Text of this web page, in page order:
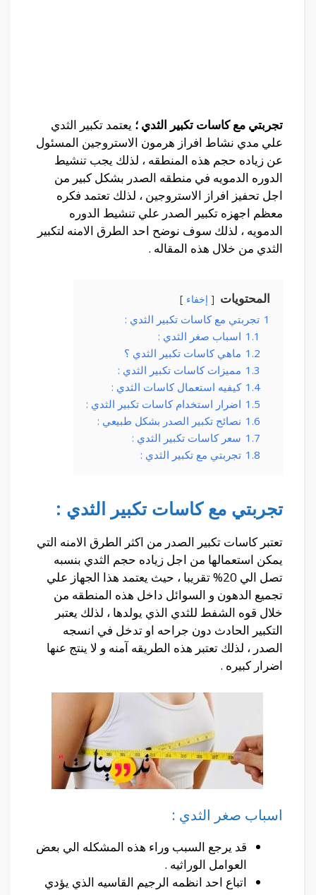
تجربتي مع كاسات تكبير الثدي ؛ يعتمد تكبير الثدي
علي مدي نشاط افراز هرمون الاستروجين المسئول
عن زياده حجم هذه المنطقه ، لذلك يجب تنشيط
الدوره الدمويه في منطقه الصدر بشكل كبير من
اجل تحفيز افراز الاستروجين ، لذلك تعتمد فكره
معظم اجهزه تكبير الصدر علي تنشيط الدوره
الدمويه ، لذلك سوف نوضح احد الطرق الامنه لتكبير
الثدي من خلال هذه المقاله .
المحتويات إخفاء
1 تجربتي مع كاسات تكبير الثدي :
1.1 اسباب صغر الثدي :
1.2 ماهي كاسات تكبير الثدي ؟
1.3 مميزات كاسات تكبير الثدي :
1.4 كيفيه استعمال كاسات الثدي :
1.5 اضرار استخدام كاسات تكبير الثدي :
1.6 نصائح تكبير الصدر بشكل طبيعي :
1.7 سعر كاسات تكبير الثدي :
1.8 تجربتي مع تكبير الثدي :
تجربتي مع كاسات تكبير الثدي :
تعتبر كاسات تكبير الصدر من اكثر الطرق الامنه التي
يمكن استعمالها من اجل زياده حجم الثدي بنسبه
تصل الي 20% تقريبا ، حيث يعتمد هذا الجهاز علي
تجميع الدهون و السوائل داخل هذه المنطقه من
خلال قوه الشفط للثدي الذي يولدها ، لذلك يعتبر
التكبير الحادث دون جراحه او تدخل في انسجه
الصدر ، لذلك تعتبر هذه الطريقه آمنه و لا ينتج عنها
اضرار كبيره .
اسباب صغر الثدي :
قد يرجع السبب وراء هذه المشكله الي بعض
العوامل الوراثيه .
اتباع احد انظمه الرجيم القاسيه الذي يؤدي